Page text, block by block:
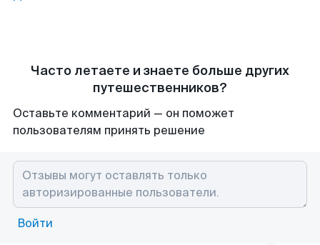
Часто летаете и знаете больше других
путешественников?
Оставьте комментарий — он поможет
пользователям принять решение
Войти